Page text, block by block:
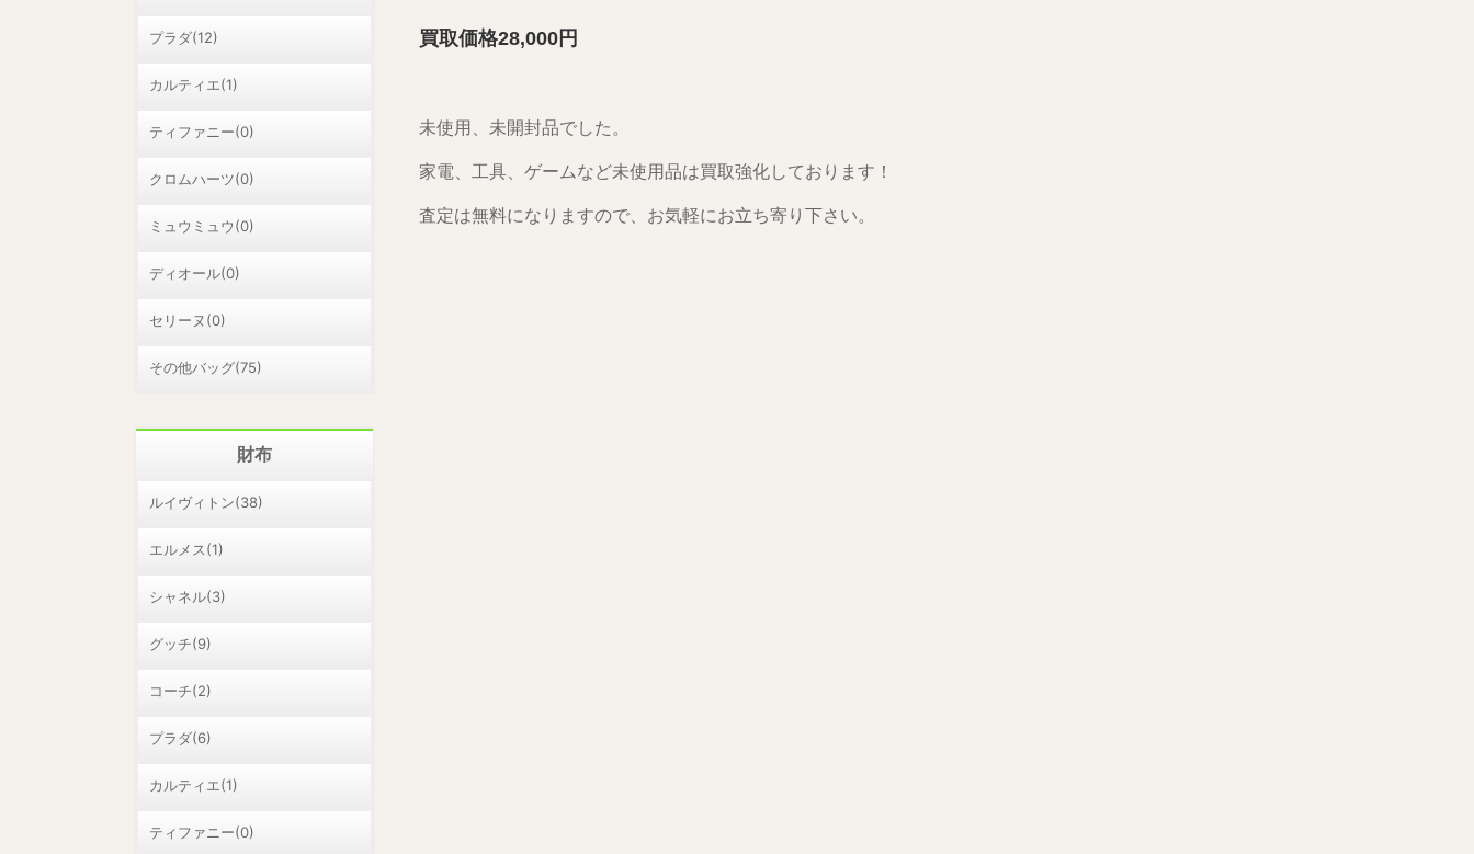
買取価格28,000円
未使用、未開封品でした。
家電、工具、ゲームなど未使用品は買取強化しております！
査定は無料になりますので、お気軽にお立ち寄り下さい。
プラダ(12)
カルティエ(1)
ティファニー(0)
クロムハーツ(0)
ミュウミュウ(0)
ディオール(0)
セリーヌ(0)
その他バッグ(75)
財布
ルイヴィトン(38)
エルメス(1)
シャネル(3)
グッチ(9)
コーチ(2)
プラダ(6)
カルティエ(1)
ティファニー(0)